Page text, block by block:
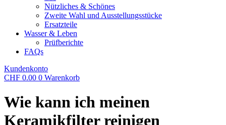
Nützliches & Schönes
Zweite Wahl und Ausstellungsstücke
Ersatzteile
Wasser & Leben
Prüfberichte
FAQs
Kundenkonto
CHF 0.00 0 Warenkorb
Wie kann ich meinen
Keramikfilter reinigen